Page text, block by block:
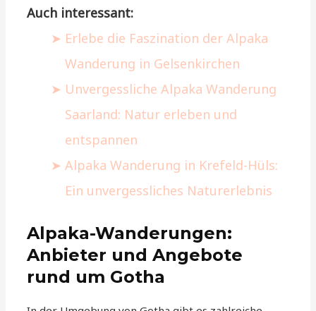
Auch interessant:
Erlebe die Faszination der Alpaka
Wanderung in Gelsenkirchen
Unvergessliche Alpaka Wanderung
Saarland: Natur erleben und
entspannen
Alpaka Wanderung in Krefeld-Hüls:
Ein unvergessliches Naturerlebnis
Alpaka-Wanderungen:
Anbieter und Angebote
rund um Gotha